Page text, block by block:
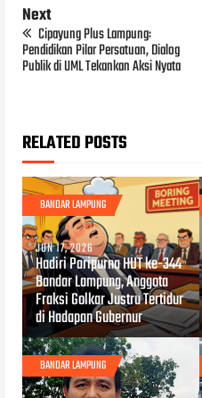
Next
Cipayung Plus Lampung:
Pendidikan Pilar Persatuan, Dialog
Publik di UML Tekankan Aksi Nyata
RELATED POSTS
BANDAR LAMPUNG
JUN 17, 2026
Hadiri Paripurna HUT ke-344
Bandar Lampung, Anggota
Fraksi Golkar Justru Tertidur
di Hadapan Gubernur
BANDAR LAMPUNG